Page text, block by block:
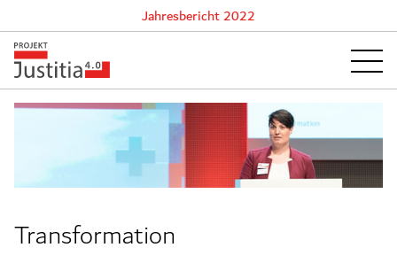
Jahresbericht 2022
Transformation